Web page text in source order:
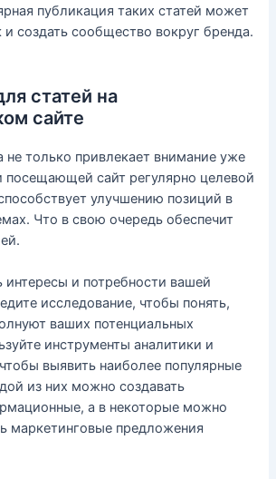
публикация таких статей может
и создать сообщество вокруг бренда.
статей на
сайте
не только привлекает внимание уже
сайт регулярно целевой
улучшению позиций в
Что в свою очередь обеспечит
интересы и потребности вашей
исследование, чтобы понять,
ваших потенциальных
инструменты аналитики и
выявить наиболее популярные
из них можно создавать
а в некоторые можно
маркетинговые предложения